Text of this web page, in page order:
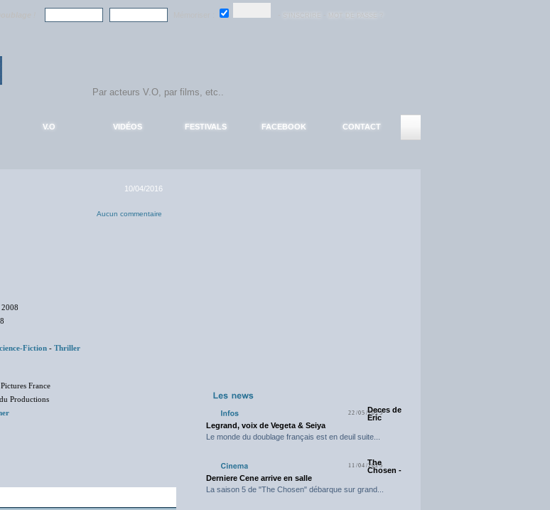
V.O VIDÉOS FESTIVALS FACEBOOK CONTACT
10/04/2016
Aucun commentaire
Fiction - Thriller
France
Productions
22/05/2025Deces de
Eric
Legrand, voix de Vegeta & Seiya
Le monde du doublage français est en deuil suite...
11/04/2025
The
Chosen -
Derniere Cene arrive en salle
La saison 5 de "The Chosen" débarque sur grand...